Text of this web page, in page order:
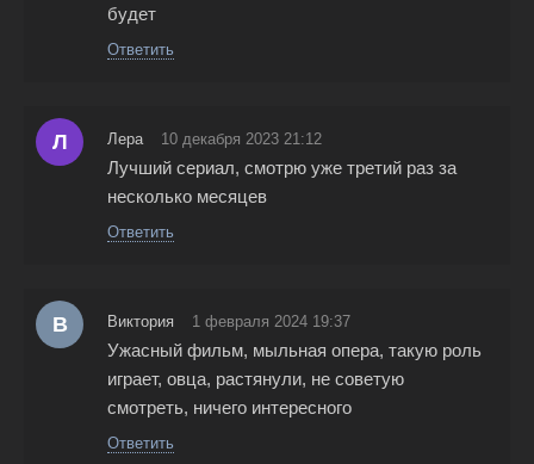
будет
Ответить
Л Лера 10 декабря 2023 21:12
Лучший сериал, смотрю уже третий раз за
несколько месяцев
Ответить
В Виктория 1 февраля 2024 19:37
Ужасный фильм, мыльная опера, такую роль
играет, овца, растянули, не советую
смотреть, ничего интересного
Ответить